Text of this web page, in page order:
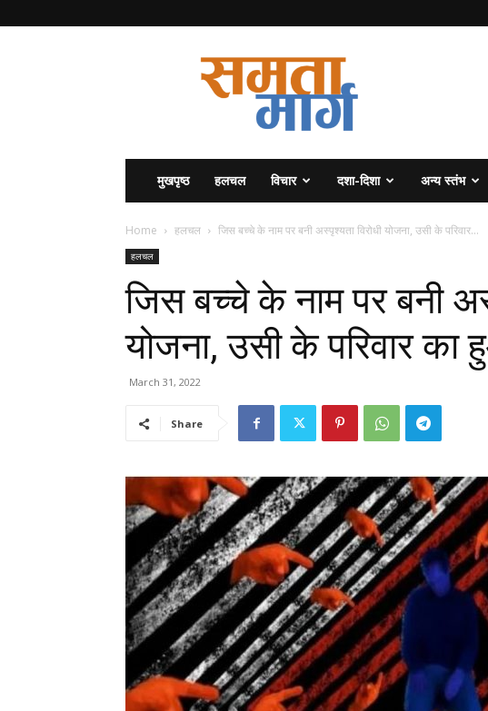
मुखपृष्ठ हलचल विचार दशा-दिशा अन्य स्तंभ
Home हलचल जिस बच्चे के नाम पर बनी अस्पृश्यता विरोधी योजना, उसी के परिवार...
हलचल
जिस बच्चे के नाम पर बनी
योजना, उसी के परिवार का
March 31, 2022
Share